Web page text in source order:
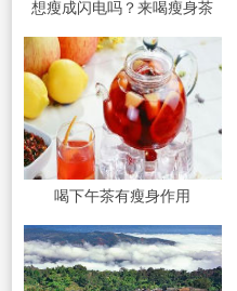
想瘦成闪电吗？来喝瘦身茶
喝下午茶有瘦身作用